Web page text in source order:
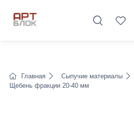
Главная
Сыпучие материалы
Щебень фракции 20-40 мм